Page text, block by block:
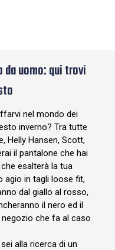
da uomo: qui trovi
nel mondo dei
inverno? Tra tutte
Helly Hansen, Scott,
il pantalone che hai
esalterà la tua
agio in tagli loose fit,
dal giallo al rosso,
il nero ed il
che fa al caso
sei alla ricerca di un